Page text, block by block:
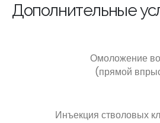
Дополнительные
Омоложение
(прямой
Инъекция стволовых